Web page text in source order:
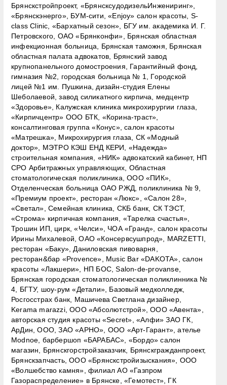
Брянскстройпроект, «БрянсксудодизельИнжениринг»,
«Брянскэнерго», БУМ-сити, «Enjoy» салон красоты, S-
class Clinic, «Бархатный сезон», БГУ им. академика И. Г.
Петровского, ОАО «Брянконфи», Брянская областная
инфекционная больница, Брянская таможня, Брянская
областная палата адвокатов, Брянский завод
крупнопанельного домостроения, Гарантийный фонд,
гимназия №2, городская больница № 1, Городской
лицей №1 им. Пушкина, дизайн-студия Елены
Шеболаевой, завод силикатного кирпича, медцентр
«Здоровье», Калужская клиника микрохирургии глаза,
«Кирпичцентр» ООО БТК, «Корина-траст»,
консалтинговая группа «Конус», салон красоты
«Матрешка», Микрохирургия глаза, СК «Модный
доктор», МЭТРО КЭШ ЕНД КЕРИ, «Надежда»
строительная компания, «НИК» адвокатский кабинет, НП
СРО Арбитражных управляющих, Областная
стоматологическая поликлиника, ООО «ПИК»,
Отделенческая больница ОАО РЖД, поликлиника № 9,
«Премиум проект», ресторан «Люкс», «Салон 28»,
«Светал», Семейная клиника, СКБ банк, СК ТЭСТ,
«Строма» кирпичная компания, «Тарелка счастья»,
Трошин ИП, цирк, «Челси», ЧОА «Гранд», салон красоты
Ирины Михалевой, ОАО «Консервсушпрод», MARZETTI,
ресторан «Баку», Даниловская пивоварня,
ресторан&бар «Provence», Music Bar «DAKOTA», салон
красоты «Лакшери», НП БОС, Salon-de-provanse,
Брянская городская стоматологическая поликлинника №
4, БГТУ, шоу-рум «Детали», Базовый медколледж,
Росгосстрах банк, Машичева Светлана дизайнер,
Kerama marazzi, ООО «Абсолютстрой», ООО «Авента»,
авторская студия красоты «Secret», «Алфи» ЗАО ГК,
АрДин, ООО, ЗАО «АРНО», ООО «Арт-Гарант», ателье
Моdnoe, барбершоп «БАРАБАС», «Бордо» салон
магазин, Брянскгорстройзаказчик, Брянскгражданпроект,
Брянскзапчасть, ООО «Брянскстройизыскания», ООО
«Волшебство камня», филиал АО «Газпром
Газораспределение» в Брянске, «Гемотест», ГК